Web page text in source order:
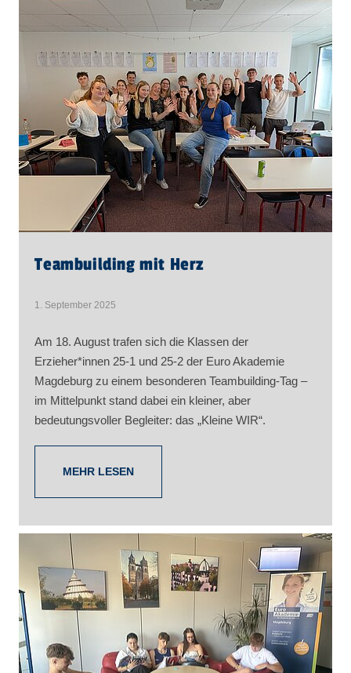
Teambuilding mit Herz
1. September 2025
Am 18. August trafen sich die Klassen der
Erzieher*innen 25-1 und 25-2 der Euro Akademie
Magdeburg zu einem besonderen Teambuilding-Tag –
im Mittelpunkt stand dabei ein kleiner, aber
bedeutungsvoller Begleiter: das „Kleine WIR“.
MEHR LESEN